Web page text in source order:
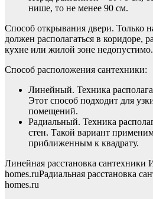
нише, то не менее 90 см.
Способ открывания двери. Только
должен располагаться в коридоре,
кухне или жилой зоне недопустимо.
Способ расположения сантехники:
Линейный. Техника
Этот способ подходит для
помещений.
Радиальный. Техника
стен. Такой вариант
приближенным к квадрату.
Линейная расстановка сантехники
homes.ruРадиальная расстановка
homes.ru